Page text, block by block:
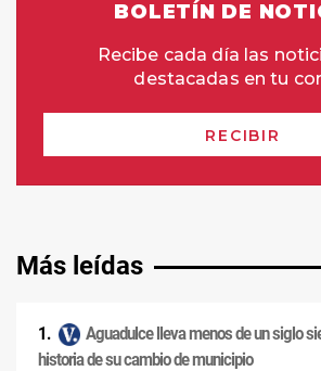
Más leídas
Aguadulce lleva menos de un siglo
historia de su cambio de municipio